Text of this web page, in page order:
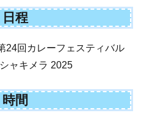
日程
24回カレーフェスティバル
ャキメラ 2025
時間